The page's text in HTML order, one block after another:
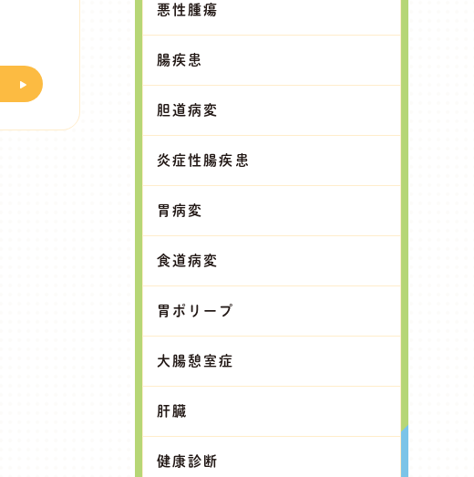
悪性腫瘍
腸疾患
胆道病変
炎症性腸疾患
胃病変
食道病変
胃ポリープ
大腸憩室症
肝臓
健康診断